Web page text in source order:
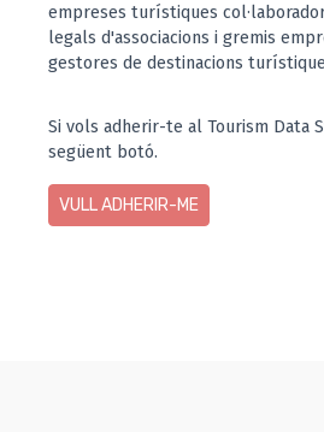
empreses turístiques
legals d'associacions i gremis
gestores de destinacions
Si vols adherir-te al Tourism Data
següent botó.
VULL ADHERIR-ME